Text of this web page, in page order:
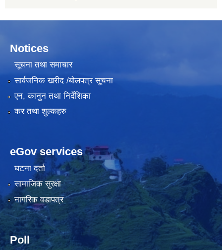
Notices
सूचना तथा समाचार
सार्वजनिक खरीद /बोलपत्र सूचना
एन, कानुन तथा निर्देशिका
कर तथा शुल्कहरु
eGov services
घटना दर्ता
सामाजिक सुरक्षा
नागरिक वडापत्र
Poll